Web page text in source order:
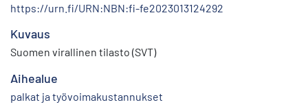
https://urn.fi/URN:NBN:fi-fe2023013124292
Kuvaus
Suomen virallinen tilasto (SVT)
Aihealue
palkat ja työvoimakustannukset